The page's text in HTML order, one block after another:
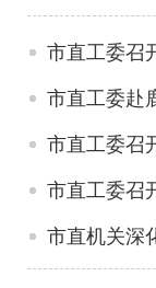
市直工委召
市直工委赴
市直工委召
市直工委召
市直机关深